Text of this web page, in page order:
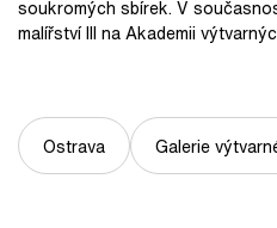
soukromých sbírek. V
malířství III na Akademii
Ostrava Galerie